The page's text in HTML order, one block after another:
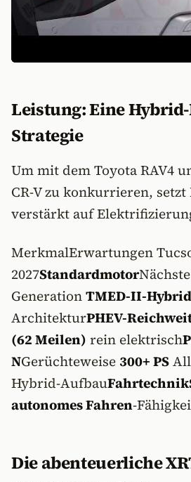
Leistung: Eine
Strategie
Um mit dem Toyota RAV4
CR-V zu konkurrieren,
verstärkt auf
MerkmalErwartungen
2027StandardmotorNächste
GenerationTMED-II-Hybrid
ArchitekturPHEV-
(62 Meilen) rein elektrisch
NGerüchteweise 300+ PS
Hybrid-Aufbau
autonomes Fahren-
Die abenteuerliche